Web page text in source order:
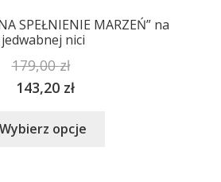
SPEŁNIENIE MARZEŃ” na
jedwabnej nici
179,00zł
143,20 zł
Wybierz opcje